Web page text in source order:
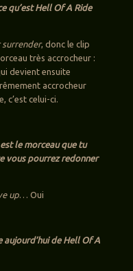
qu’est Hell Of A Ride
surrender, donc le clip
très accrocheur :
devient ensuite
accrocheur
c’est celui-ci.
le morceau que tu
vous pourrez redonner
up… Oui
de Hell Of A